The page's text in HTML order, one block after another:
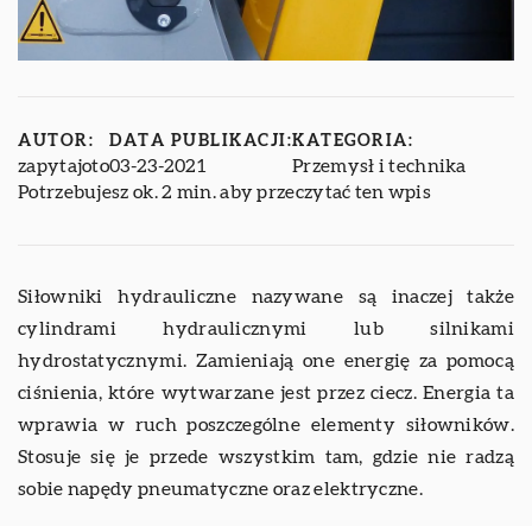
AUTOR:
zapytajoto
DATA PUBLIKACJI:
03-23-2021
KATEGORIA:
Przemysł i technika
Potrzebujesz ok. 2 min. aby przeczytać ten wpis
Siłowniki hydrauliczne nazywane są inaczej także
cylindrami hydraulicznymi lub silnikami
hydrostatycznymi. Zamieniają one energię za pomocą
ciśnienia, które wytwarzane jest przez ciecz. Energia ta
wprawia w ruch poszczególne elementy siłowników.
Stosuje się je przede wszystkim tam, gdzie nie radzą
sobie napędy pneumatyczne oraz elektryczne.